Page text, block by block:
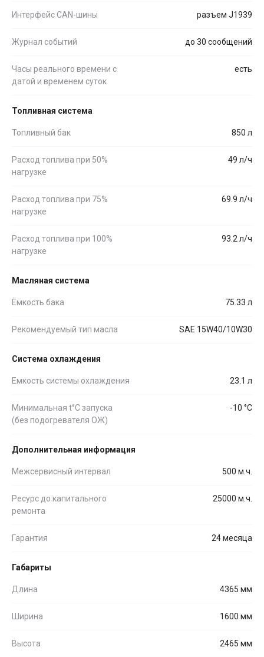
Интерфейс CAN-шины разъем J1939
Журнал событий до 30 сообщений
Часы реального времени с
датой и временем суток
есть
Топливная система
Топливный бак 850 л
Расход топлива при 50%
нагрузке
49 л/ч
Расход топлива при 75%
нагрузке
69.9 л/ч
Расход топлива при 100%
нагрузке
93.2 л/ч
Масляная система
Ёмкость бака 75.33 л
Рекомендуемый тип масла SAE 15W40/10W30
Система охлаждения
Емкость системы охлаждения 23.1 л
Минимальная t°С запуска
(без подогревателя ОЖ)
-10 °С
Дополнительная информация
Межсервисный интервал 500 м.ч.
Ресурс до капитального
ремонта
25000 м.ч.
Гарантия 24 месяца
Габариты
Длина 4365 мм
Ширина 1600 мм
Высота 2465 мм